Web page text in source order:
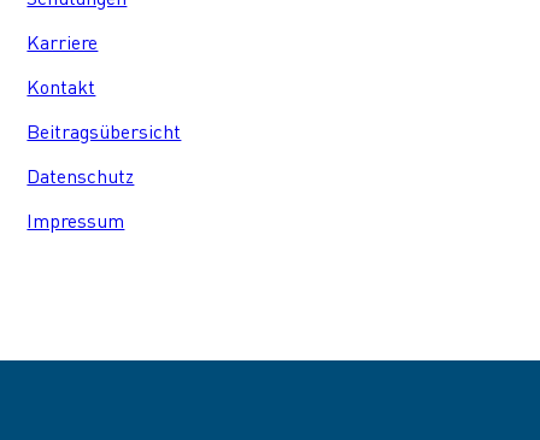
Karriere
Kontakt
Beitragsübersicht
Datenschutz
Impressum